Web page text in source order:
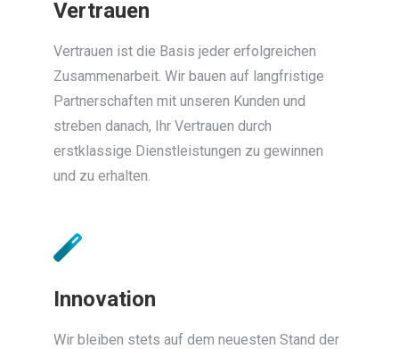
Vertrauen
Vertrauen ist die Basis jeder erfolgreichen
Zusammenarbeit. Wir bauen auf langfristige
Partnerschaften mit unseren Kunden und
streben danach, Ihr Vertrauen durch
erstklassige Dienstleistungen zu gewinnen
und zu erhalten.
Innovation
Wir bleiben stets auf dem neuesten Stand der